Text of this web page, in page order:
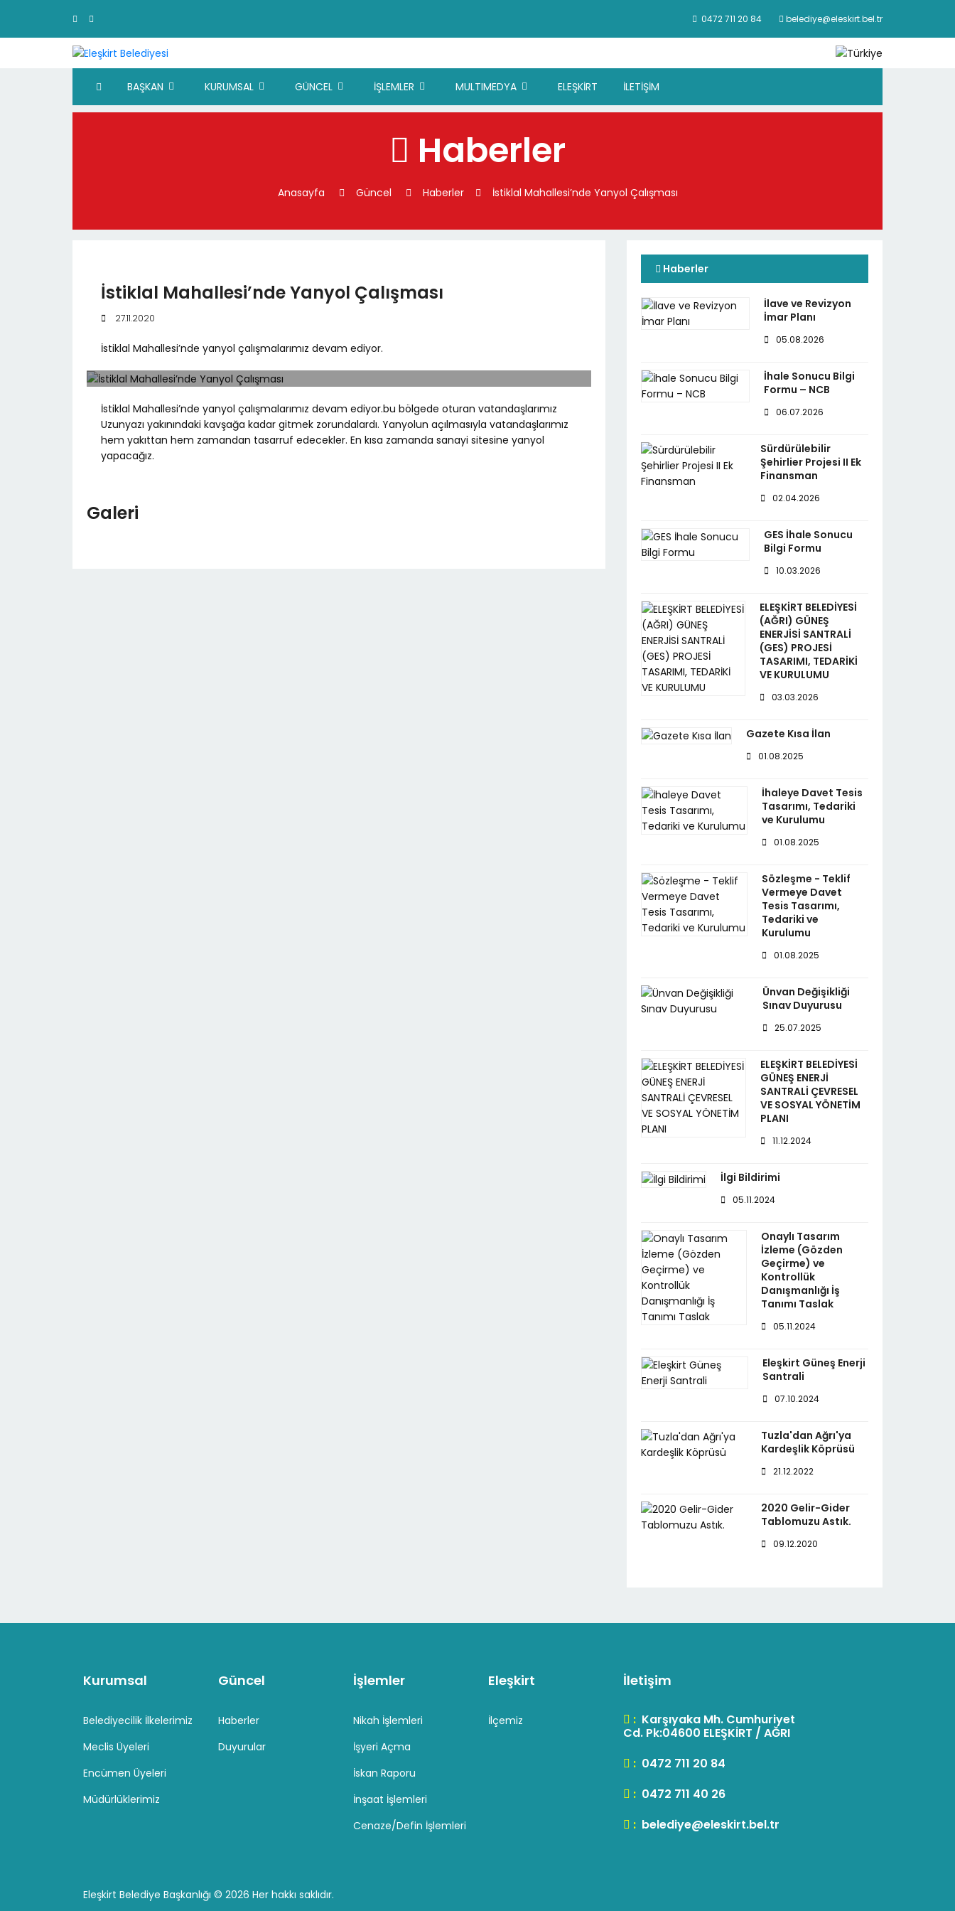
0472 711 20 84 belediye@eleskirt.bel.tr
BAŞKAN KURUMSAL GÜNCEL İŞLEMLER MULTIMEDYA ELEŞKİRT İLETİŞİM
Haberler
Anasayfa Güncel Haberler İstiklal Mahallesi’nde Yanyol Çalışması
İstiklal Mahallesi’nde Yanyol Çalışması
27.11.2020
İstiklal Mahallesi’nde yanyol çalışmalarımız devam ediyor.
İstiklal Mahallesi’nde yanyol çalışmalarımız devam ediyor.bu bölgede oturan vatandaşlarımız
Uzunyazı yakınındaki kavşağa kadar gitmek zorundalardı. Yanyolun açılmasıyla vatandaşlarımız
hem yakıttan hem zamandan tasarruf edecekler. En kısa zamanda sanayi sitesine yanyol
yapacağız.
Galeri
Haberler
İlave ve Revizyon
İmar Planı
05.08.2026
İhale Sonucu Bilgi
Formu – NCB
06.07.2026
Sürdürülebilir
Şehirlier Projesi II Ek
Finansman
02.04.2026
GES İhale Sonucu
Bilgi Formu
10.03.2026
ELEŞKİRT BELEDİYESİ
(AĞRI) GÜNEŞ
ENERJİSİ SANTRALİ
(GES) PROJESİ
TASARIMI, TEDARİKİ
VE KURULUMU
03.03.2026
Gazete Kısa İlan
01.08.2025
İhaleye Davet Tesis
Tasarımı, Tedariki
ve Kurulumu
01.08.2025
Sözleşme - Teklif
Vermeye Davet
Tesis Tasarımı,
Tedariki ve
Kurulumu
01.08.2025
Ünvan Değişikliği
Sınav Duyurusu
25.07.2025
ELEŞKİRT BELEDİYESİ
GÜNEŞ ENERJİ
SANTRALİ ÇEVRESEL
VE SOSYAL YÖNETİM
PLANI
11.12.2024
İlgi Bildirimi
05.11.2024
Onaylı Tasarım
İzleme (Gözden
Geçirme) ve
Kontrollük
Danışmanlığı İş
Tanımı Taslak
05.11.2024
Eleşkirt Güneş Enerji
Santrali
07.10.2024
Tuzla'dan Ağrı'ya
Kardeşlik Köprüsü
21.12.2022
2020 Gelir-Gider
Tablomuzu Astık.
09.12.2020
Kurumsal
Belediyecilik İlkelerimiz
Meclis Üyeleri
Encümen Üyeleri
Müdürlüklerimiz
Güncel
Haberler
Duyurular
İşlemler
Nikah İşlemleri
İşyeri Açma
İskan Raporu
İnşaat İşlemleri
Cenaze/Defin İşlemleri
Eleşkirt
İlçemiz
İletişim
: Karşıyaka Mh. Cumhuriyet
Cd. Pk:04600 ELEŞKİRT / AĞRI
: 0472 711 20 84
: 0472 711 40 26
: belediye@eleskirt.bel.tr
Eleşkirt Belediye Başkanlığı © 2026 Her hakkı saklıdır.